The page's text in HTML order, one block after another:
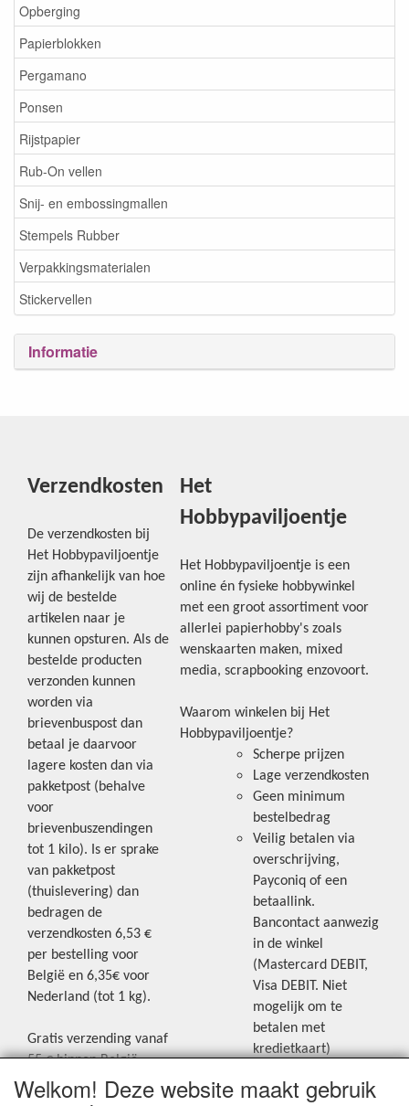
Opberging
Papierblokken
Pergamano
Ponsen
Rijstpapier
Rub-On vellen
Snij- en embossingmallen
Stempels Rubber
Verpakkingsmaterialen
Stickervellen
Informatie
Verzendkosten
De verzendkosten bij
Het Hobbypaviljoentje
zijn afhankelijk van hoe
wij de bestelde
artikelen naar je
kunnen opsturen. Als de
bestelde producten
verzonden kunnen
worden via
brievenbuspost dan
betaal je daarvoor
lagere kosten dan via
pakketpost (behalve
voor
brievenbuszendingen
tot 1 kilo). Is er sprake
van pakketpost
(thuislevering) dan
bedragen de
verzendkosten 6,53 €
per bestelling voor
België en 6,35€ voor
Nederland (tot 1 kg).
Gratis verzending vanaf
55 € binnen België.
Gratis verzending vanaf
65 € naar Nederland.
Het
Hobbypaviljoentje
Het Hobbypaviljoentje is een
online én fysieke hobbywinkel
met een groot assortiment voor
allerlei papierhobby's zoals
wenskaarten maken, mixed
media, scrapbooking enzovoort.
Waarom winkelen bij Het
Hobbypaviljoentje?
Scherpe prijzen
Lage verzendkosten
Geen minimum
bestelbedrag
Veilig betalen via
overschrijving,
Payconiq of een
betaallink.
Bancontact aanwezig
in de winkel
(Mastercard DEBIT,
Visa DEBIT. Niet
mogelijk om te
betalen met
kredietkaart)
Blijf op de hoogte van de laatste
Welkom! Deze website maakt gebruik